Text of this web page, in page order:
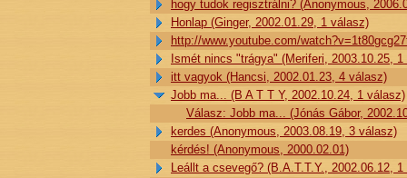
hogy tudok regisztrálni? (Anonymous,
Honlap (Ginger, 2002.01.29, 1 válasz)
http://www.youtube.com/
Ismét nincs "trágya" (Meriferi, 2003.10.25,
itt vagyok (Hancsi, 2002.01.23, 4 válasz)
Jobb ma... (B A T T Y, 2002.10.24, 1 válasz)
Válasz: Jobb ma... (Jónás Gábor,
kerdes (Anonymous, 2003.08.19, 3 válasz)
kérdés! (Anonymous, 2000.02.01)
Leállt a csevegő? (B.A.T.T.Y., 2002.06.12,